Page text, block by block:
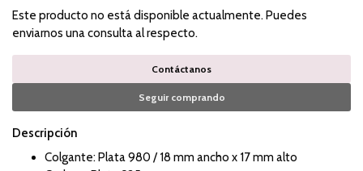
Este producto no está disponible actualmente. Puedes
enviarnos una consulta al respecto.
Contáctanos
Seguir comprando
Descripción
Colgante: Plata 980 / 18 mm ancho x 17 mm alto